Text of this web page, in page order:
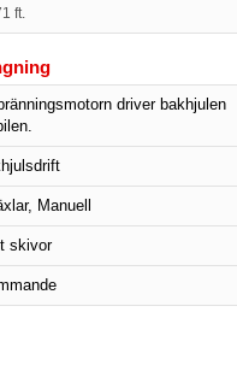
ft.
driver bakhjulen
Manuell
skivor